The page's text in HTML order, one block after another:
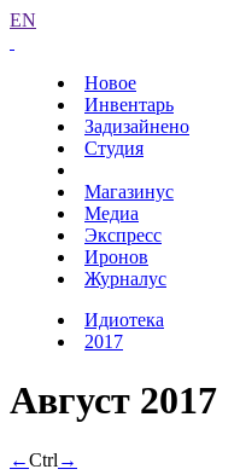
EN
Новое
Инвентарь
Задизайнено
Студия
Магазинус
Медиа
Экспресс
Иронов
Журналус
Идиотека
2017
Август 2017
←Ctrl →